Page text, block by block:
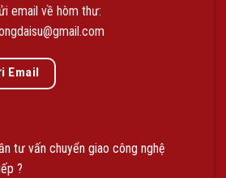
email về hòm thư:
Email
tư vấn chuyển giao công nghệ
?